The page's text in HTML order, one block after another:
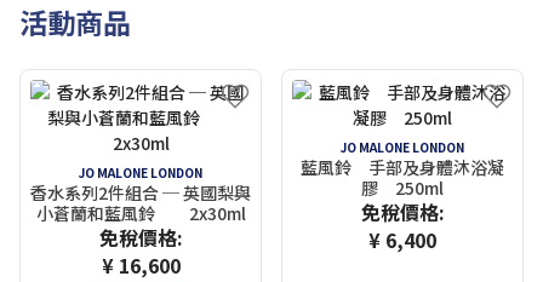
活動商品
JO MALONE LONDON
香水系列2件組合 ─ 英國梨與
小蒼蘭和藍風鈴 2x30ml
免稅價格:
¥ 16,600
JO MALONE LONDON
藍風鈴 手部及身體沐浴凝
膠 250ml
免稅價格:
¥ 6,400